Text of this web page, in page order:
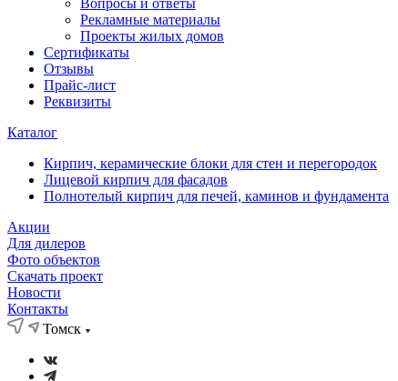
Вопросы и ответы
Рекламные материалы
Проекты жилых домов
Сертификаты
Отзывы
Прайс-лист
Реквизиты
Каталог
Кирпич, керамические блоки для стен и перегородок
Лицевой кирпич для фасадов
Полнотелый кирпич для печей, каминов и фундамента
Акции
Для дилеров
Фото объектов
Скачать проект
Новости
Контакты
Томск